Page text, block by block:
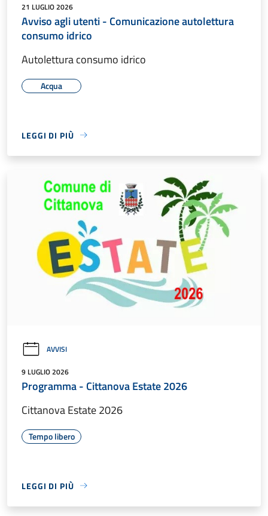
21 LUGLIO 2026
Avviso agli utenti - Comunicazione autolettura
consumo idrico
Autolettura consumo idrico
Acqua
LEGGI DI PIÙ
AVVISI
9 LUGLIO 2026
Programma - Cittanova Estate 2026
Cittanova Estate 2026
Tempo libero
LEGGI DI PIÙ